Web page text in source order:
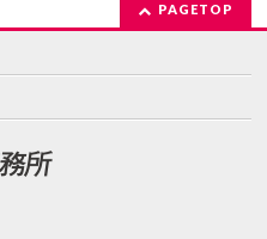
PAGETOP